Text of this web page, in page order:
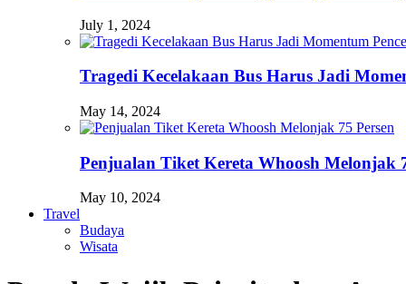
July 1, 2024
Tragedi Kecelakaan Bus Harus Jadi
May 14, 2024
Penjualan Tiket Kereta Whoosh Melonjak
May 10, 2024
Travel
Budaya
Wisata